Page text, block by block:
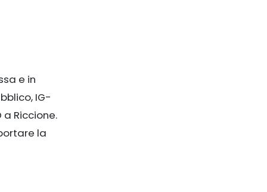
e in
IG-
Riccione.
la